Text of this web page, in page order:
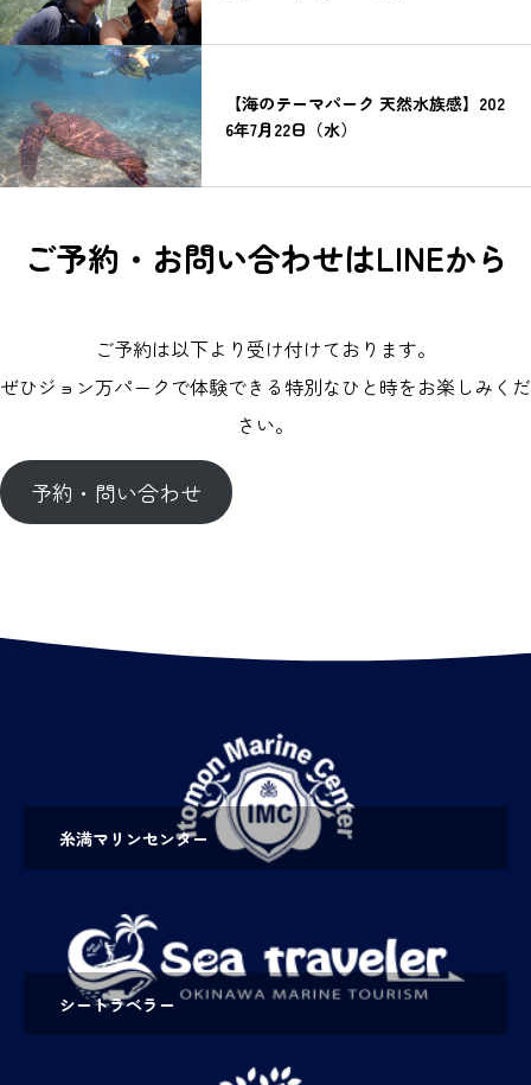
【海のテーマパーク 天然水族感】202
6年7月22日（水）
ご予約・お問い合わせはLINEから
ご予約は以下より受け付けております。
ぜひジョン万パークで体験できる特別なひと時をお楽しみくだ
さい。
予約・問い合わせ
糸満マリンセンター
シートラベラー